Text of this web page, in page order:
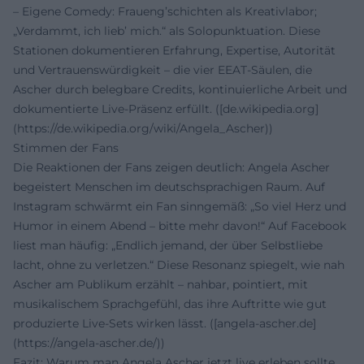
– Eigene Comedy: Fraueng’schichten als Kreativlabor;
„Verdammt, ich lieb’ mich.“ als Solopunktuation. Diese
Stationen dokumentieren Erfahrung, Expertise, Autorität
und Vertrauenswürdigkeit – die vier EEAT-Säulen, die
Ascher durch belegbare Credits, kontinuierliche Arbeit und
dokumentierte Live-Präsenz erfüllt. ([de.wikipedia.org]
(https://de.wikipedia.org/wiki/Angela_Ascher))
Stimmen der Fans
Die Reaktionen der Fans zeigen deutlich: Angela Ascher
begeistert Menschen im deutschsprachigen Raum. Auf
Instagram schwärmt ein Fan sinngemäß: „So viel Herz und
Humor in einem Abend – bitte mehr davon!“ Auf Facebook
liest man häufig: „Endlich jemand, der über Selbstliebe
lacht, ohne zu verletzen.“ Diese Resonanz spiegelt, wie nah
Ascher am Publikum erzählt – nahbar, pointiert, mit
musikalischem Sprachgefühl, das ihre Auftritte wie gut
produzierte Live-Sets wirken lässt. ([angela-ascher.de]
(https://angela-ascher.de/))